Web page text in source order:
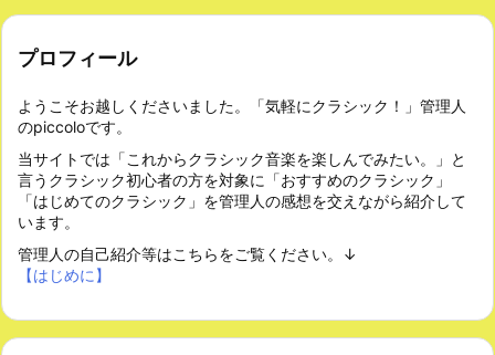
プロフィール
ようこそお越しくださいました。「気軽にクラシック！」管理人
のpiccoloです。
当サイトでは「これからクラシック音楽を楽しんでみたい。」と
言うクラシック初心者の方を対象に「おすすめのクラシック」
「はじめてのクラシック」を管理人の感想を交えながら紹介して
います。
管理人の自己紹介等はこちらをご覧ください。↓
【はじめに】